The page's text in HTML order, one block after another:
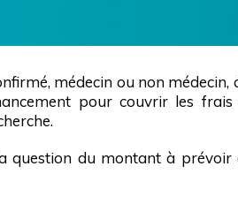
médecin ou non médecin,
pour couvrir les frais
question du montant à prévoir